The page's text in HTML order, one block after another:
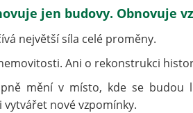
jen budovy. Obnovuje
největší síla celé proměny.
Ani o rekonstrukci
mění v místo, kde se budou
nové vzpomínky.